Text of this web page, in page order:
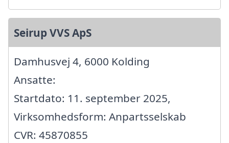
Seirup VVS ApS
Damhusvej 4, 6000 Kolding
Ansatte:
Startdato: 11. september 2025,
Virksomhedsform: Anpartsselskab
CVR: 45870855